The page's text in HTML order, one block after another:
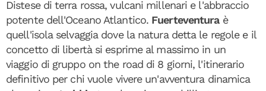
Distese di terra rossa, vulcani millenari e l'abbraccio
potente dell'Oceano Atlantico. Fuerteventura è
quell'isola selvaggia dove la natura detta le regole e il
concetto di libertà si esprime al massimo in un
viaggio di gruppo on the road di 8 giorni, l'itinerario
definitivo per chi vuole vivere un'avventura dinamica